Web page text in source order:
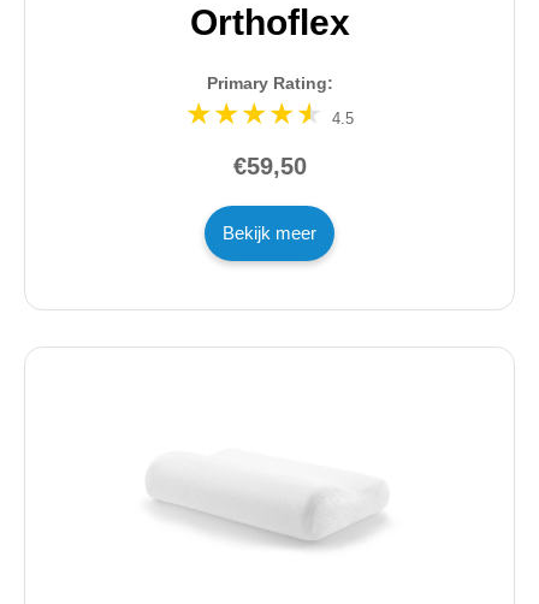
Orthoflex
Primary Rating:
4.5
€59,50
Bekijk meer